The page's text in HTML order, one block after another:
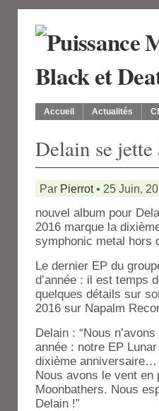
Accueil Actualités
Delain se jette
Par Pierrot• 25 Juin,
nouvel album pour
2016 marque la
symphonic metal hors
Le dernier EP du
d’année : il est temps
quelques détails sur
2016 sur Napalm
Delain : “Nous
année : notre EP
dixième anniversaire…
Nous avons le vent en
Moonbathers. Nous
Delain !”